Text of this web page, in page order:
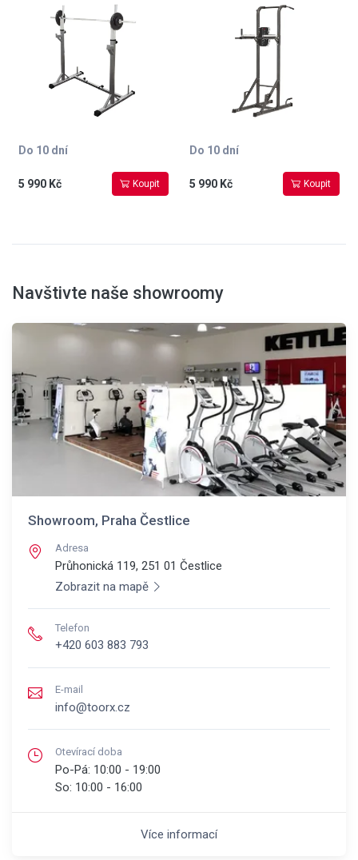
kg, hmotnost 27,5 kg
Do 10 dní
5 990 Kč Koupit
na předkopávání, nosnost 120
Do 10 dní
5 990 Kč Koupit
Navštivte naše showroomy
Showroom, Praha Čestlice
Adresa
Průhonická 119, 251 01 Čestlice
Zobrazit na mapě
Telefon
+420 603 883 793
E-mail
info@toorx.cz
Otevírací doba
Po-Pá: 10:00 - 19:00
So: 10:00 - 16:00
Více informací